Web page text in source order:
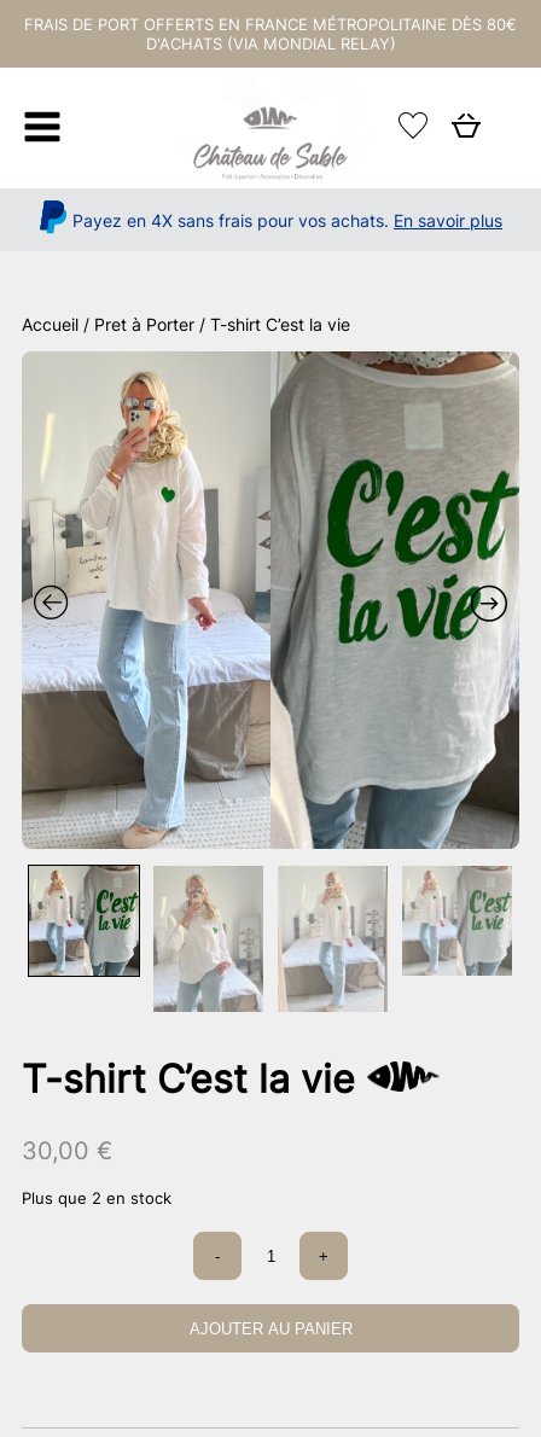
FRAIS DE PORT OFFERTS EN FRANCE MÉTROPOLITAINE DÈS 80€
D'ACHATS (VIA MONDIAL RELAY)
Payez en 4X sans frais pour vos achats. En savoir plus
Accueil / Pret à Porter / T-shirt C’est la vie
T-shirt C’est la vie
30,00 €
Plus que 2 en stock
quantité
T-
shirt
C’est
- +
AJOUTER AU PANIER